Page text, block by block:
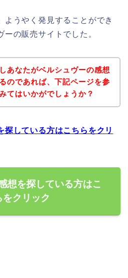
ようやく発見することができ
の販売サイトでした。
あなたがベルシュヴーの感想
のであれば、下記ページを参
てはいかがでしょうか？
探している方はこちらをクリ
想を探している方はこ
をクリック